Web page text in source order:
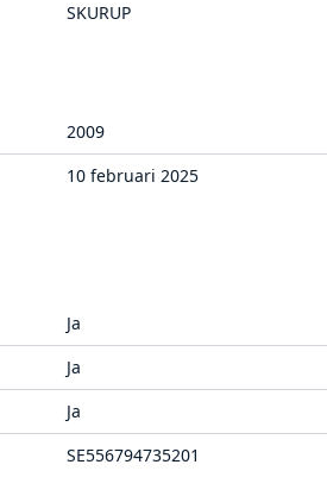
SKURUP
2009
10 februari 2025
Ja
Ja
Ja
SE556794735201